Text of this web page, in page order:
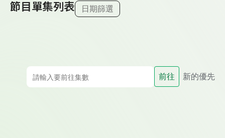
節目單集列表 日期篩選
前往 新的優先